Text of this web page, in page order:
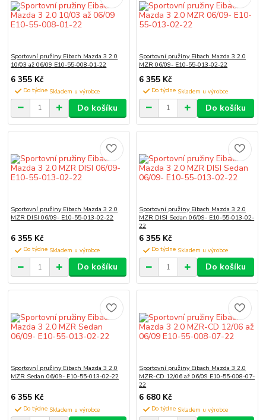
Sportovní pružiny Eibach Mazda 3 2.0
10/03 až 06/09 E10-55-008-01-22
6 355 Kč
Do týdne
Do košíku
Sportovní pružiny Eibach Mazda 3 2.0
MZR 06/09- E10-55-013-02-22
6 355 Kč
Do týdne
Do košíku
Sportovní pružiny Eibach Mazda 3 2.0
MZR DISI 06/09- E10-55-013-02-22
6 355 Kč
Do týdne
Do košíku
Sportovní pružiny Eibach Mazda 3 2.0
MZR DISI Sedan 06/09- E10-55-013-02-
22
6 355 Kč
Do týdne
Do košíku
Sportovní pružiny Eibach Mazda 3 2.0
MZR Sedan 06/09- E10-55-013-02-22
6 355 Kč
Do týdne
Sportovní pružiny Eibach Mazda 3 2.0
MZR-CD 12/06 až 06/09 E10-55-008-07-
22
6 680 Kč
Do týdne